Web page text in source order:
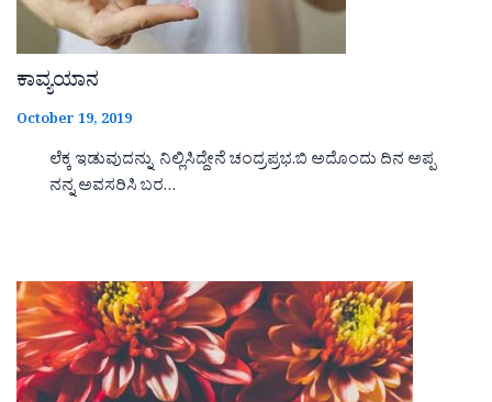
ಕಾವ್ಯಯಾನ
October 19, 2019
ಲೆಕ್ಕ ಇಡುವುದನ್ನು ನಿಲ್ಲಿಸಿದ್ದೇನೆ ಚಂದ್ರಪ್ರಭ.ಬಿ ಅದೊಂದು ದಿನ ಅಪ್ಪ
ನನ್ನ ಅವಸರಿಸಿ ಬರ…